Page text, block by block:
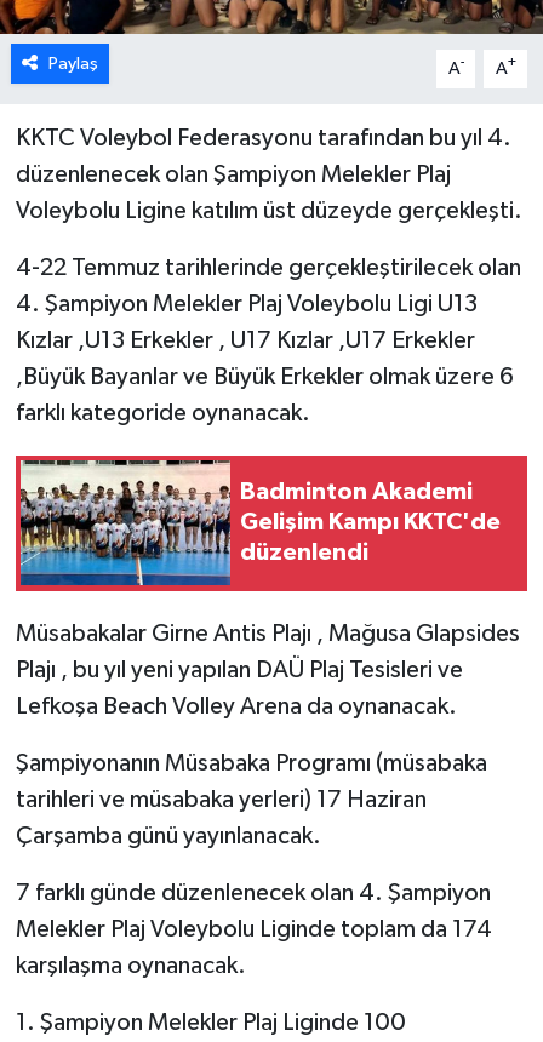
Paylaş A- A+
KKTC Voleybol Federasyonu tarafından bu yıl 4.
düzenlenecek olan Şampiyon Melekler Plaj
Voleybolu Ligine katılım üst düzeyde gerçekleşti.
4-22 Temmuz tarihlerinde gerçekleştirilecek olan
4. Şampiyon Melekler Plaj Voleybolu Ligi U13
Kızlar ,U13 Erkekler , U17 Kızlar ,U17 Erkekler
,Büyük Bayanlar ve Büyük Erkekler olmak üzere 6
farklı kategoride oynanacak.
Badminton Akademi
Gelişim Kampı KKTC'de
düzenlendi
Müsabakalar Girne Antis Plajı , Mağusa Glapsides
Plajı , bu yıl yeni yapılan DAÜ Plaj Tesisleri ve
Lefkoşa Beach Volley Arena da oynanacak.
Şampiyonanın Müsabaka Programı (müsabaka
tarihleri ve müsabaka yerleri) 17 Haziran
Çarşamba günü yayınlanacak.
7 farklı günde düzenlenecek olan 4. Şampiyon
Melekler Plaj Voleybolu Liginde toplam da 174
karşılaşma oynanacak.
1. Şampiyon Melekler Plaj Liginde 100
GÜNDEM
İÇ HABERLER
KÜLTÜR SANAT
LAPTA
LEFKOŞA
MAGAZİN
Nöbetçi Eczaneler
ÖZEL HABER
SAĞLIK
SPOR
TATLISU
TEKNOLOJİ
TİCARET
YAŞAM